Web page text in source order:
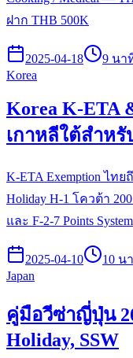
ฝาก THB 500K
2025-04-18
9 นา
Korea
Korea K-ETA
เกาหลีใต้สำห
K-ETA Exemption ไทย
Holiday H-1 โควต้า
และ F-2-7 Points System
2025-04-10
10 น
Japan
คู่มือวีซ่าญี่ปุ่น
Holiday, SSW